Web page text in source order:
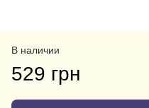
В наличии
529 грн